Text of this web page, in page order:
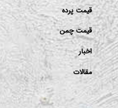
قیمت پرده
قیمت چمن
اخبار
مقالات